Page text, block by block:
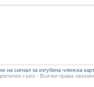
на сигнал за изгубена членска
съюз - Всички права